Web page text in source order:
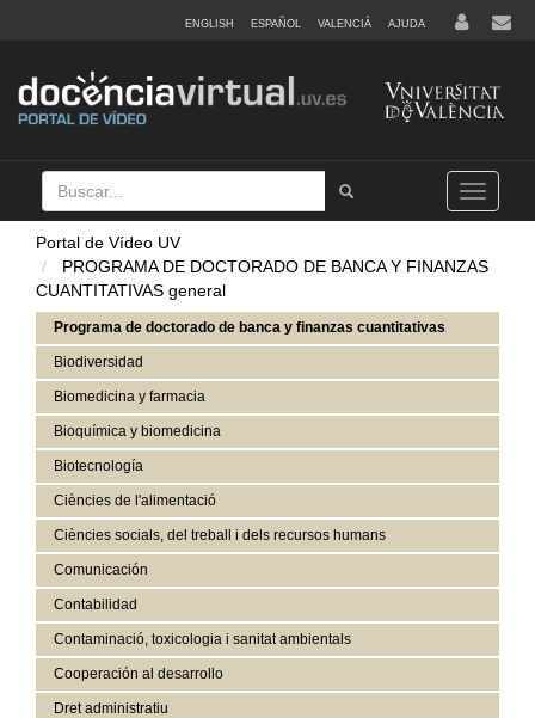
ENGLISH ESPAÑOL VALENCIÀ AJUDA
Buscar
Tramet
Toggle
navigation
Portal de Vídeo UV
PROGRAMA DE DOCTORADO DE BANCA Y FINANZAS
CUANTITATIVAS general
Programa de doctorado de banca y finanzas cuantitativas
Biodiversidad
Biomedicina y farmacia
Bioquímica y biomedicina
Biotecnología
Ciències de l'alimentació
Ciències socials, del treball i dels recursos humans
Comunicación
Contabilidad
Contaminació, toxicologia i sanitat ambientals
Cooperación al desarrollo
Dret administratiu